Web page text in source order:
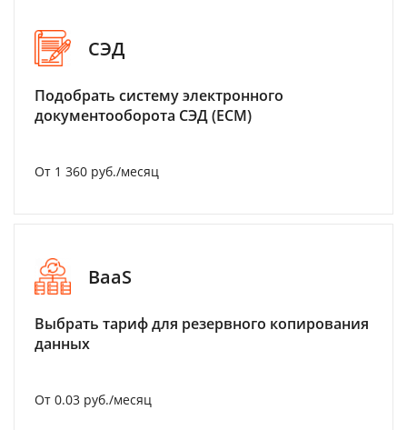
СЭД
Подобрать систему электронного
документооборота СЭД (ECM)
От 1 360 руб./месяц
BaaS
Выбрать тариф для резервного копирования
данных
От 0.03 руб./месяц